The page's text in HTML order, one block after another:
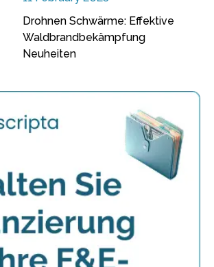
Drohnen Schwärme: Effektive
Waldbrandbekämpfung
Neuheiten